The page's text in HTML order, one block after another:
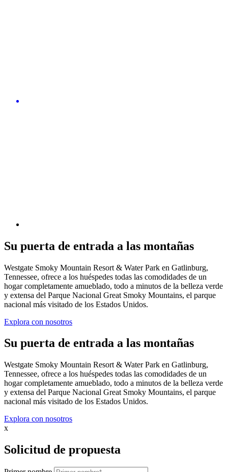
Su puerta de entrada a las montañas
Westgate Smoky Mountain Resort & Water Park en Gatlinburg,
Tennessee, ofrece a los huéspedes todas las comodidades de un
hogar completamente amueblado, todo a minutos de la belleza verde
y extensa del Parque Nacional Great Smoky Mountains, el parque
nacional más visitado de los Estados Unidos.
Explora con nosotros
Su puerta de entrada a las montañas
Westgate Smoky Mountain Resort & Water Park en Gatlinburg,
Tennessee, ofrece a los huéspedes todas las comodidades de un
hogar completamente amueblado, todo a minutos de la belleza verde
y extensa del Parque Nacional Great Smoky Mountains, el parque
nacional más visitado de los Estados Unidos.
Explora con nosotros
x
Solicitud de propuesta